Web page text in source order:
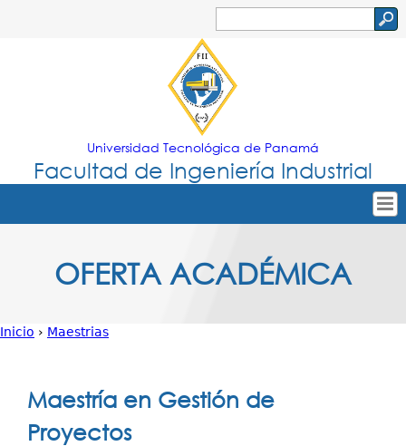
Jump to navigation
de
búsqueda
Universidad Tecnológica de Panamá
Facultad de Ingeniería Industrial
Nuestra Facultad
Investigación
OFERTA ACADÉMICA
está
aquí
Inicio › Maestrias
Maestría en Gestión de
Proyectos